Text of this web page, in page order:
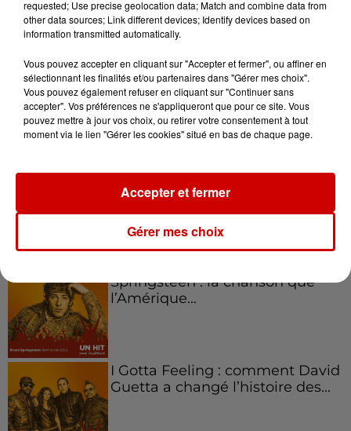
Podcasts Voir plus
emblématique de
l'entrepreneuriat féminin
Canada et accueillir les bleus à
Boston,...
Springsteen : la chanson que
l’Amérique...
I Gotta Feeling : comment David
Guetta a changé l’histoire des...
requested; Use precise geolocation data; Match and combine data from
other data sources; Link different devices; Identify devices based on
information transmitted automatically.
Vous pouvez accepter en cliquant sur "Accepter et fermer", ou affiner en
sélectionnant les finalités et/ou partenaires dans "Gérer mes choix".
Vous pouvez également refuser en cliquant sur "Continuer sans
accepter". Vos préférences ne s'appliqueront que pour ce site. Vous
pouvez mettre à jour vos choix, ou retirer votre consentement à tout
moment via le lien "Gérer les cookies" situé en bas de chaque page.
Gérer mes choix
Accepter et fermer